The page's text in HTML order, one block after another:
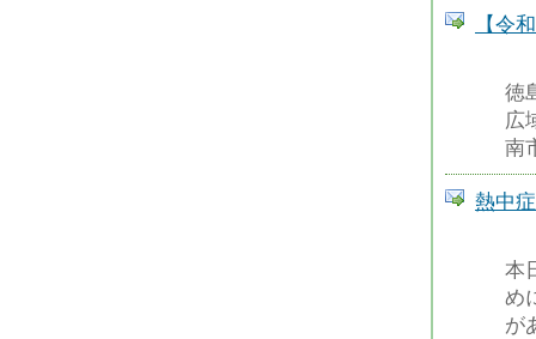
【令
徳
広
南
熱中
本
め
が